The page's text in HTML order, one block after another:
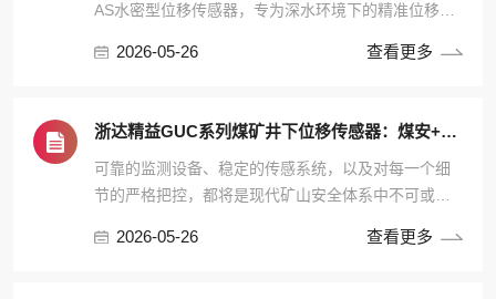
AS水密型位移传感器，专为深水环境下的精准位移检
水下各类严苛工况自动化场景需求。
2026-05-26 查看更多
浙达精益GUC系列煤矿井下位移传感器：煤安+防爆双认证
可靠的监测设备、稳定的传感系统，以及对每一个细
节的严格把控，都将是现代矿山安全体系中不可或缺
2026-05-26 查看更多